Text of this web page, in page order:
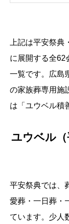
上記は平安祭典
に展開する全62
一覧です。広島
の家族葬専用施
は「ユウベル積
ユウベル
平安祭典では、
愛葬・一日葬・
ています。少人